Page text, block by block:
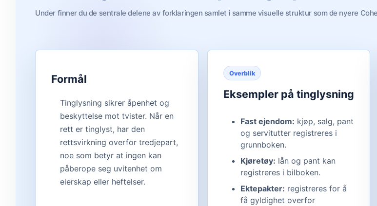
Under finner du de sentrale delene av forklaringen samlet i samme visuelle struktur som de nyere
Formål
Tinglysning sikrer åpenhet og
beskyttelse mot tvister. Når en
rett er tinglyst, har den
rettsvirkning overfor tredjepart,
noe som betyr at ingen kan
påberope seg uvitenhet om
eierskap eller heftelser.
Overblik
Eksempler på tinglysning
Fast ejendom: kjøp, salg, pant
og servitutter registreres i
grunnboken.
Kjøretøy: lån og pant kan
registreres i bilboken.
Ektepakter: registreres for å
få gyldighet overfor